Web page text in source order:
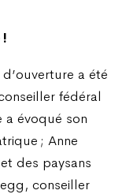
a été
fédéral
a évoqué son
; Anne
des paysans
conseiller